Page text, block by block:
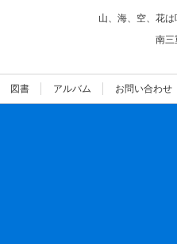
山、海、空、花は
南三
図書 アルバム お問い合わせ